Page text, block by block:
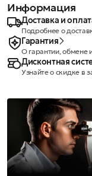
Информация
Доставка и
Подробнее о
Гарантия
О гарантии, обмене
Дисконтная
Узнайте о скидке в